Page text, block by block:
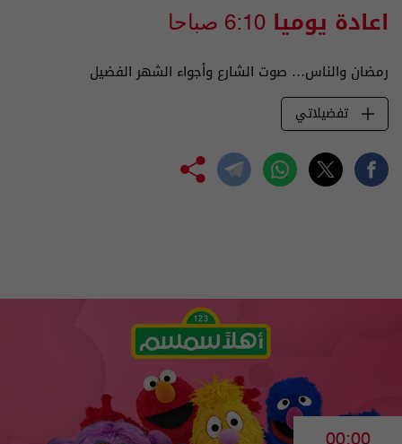
اعادة يوميا 6:10 صباحا
رمضان والناس… صوت الشارع وأجواء الشهر الفضيل
تفضيلاتي
00:00